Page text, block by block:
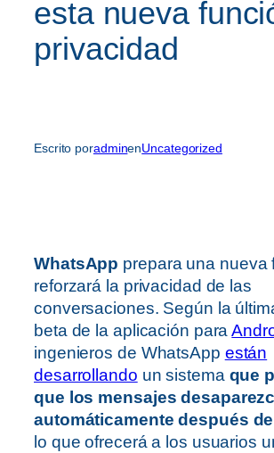
esta nueva
privacidad
Escrito poradminenUncategorized
WhatsApp prepara una nueva
reforzará la privacidad de las
conversaciones. Según la
beta de la aplicación para
ingenieros de WhatsApp están
desarrollando un sistema que
que los mensajes
automáticamente después
lo que ofrecerá a los usuarios